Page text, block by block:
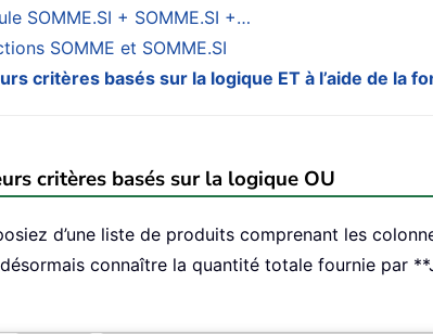
SOMME.SI + SOMME.SI +…
SOMME et SOMME.SI
critères basés sur la logique ET à l’aide de la
critères basés sur la logique OU
d’une liste de produits comprenant les
connaître la quantité totale fournie par